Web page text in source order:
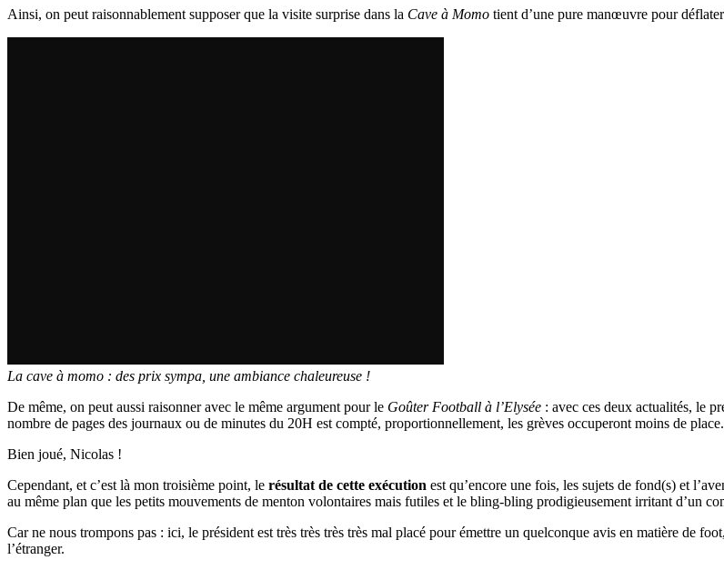
Ainsi, on peut raisonnablement supposer que la visite surprise dans la Cave à Momo tient d’une pure manœuvre pour
La cave à momo : des prix sympa, une ambiance chaleureuse !
De même, on peut aussi raisonner avec le même argument pour le Goûter Football à l’Elysée : avec ces deux actualités, le
nombre de pages des journaux ou de minutes du 20H est compté, proportionnellement, les grèves occuperont moins de place.
Bien joué, Nicolas !
Cependant, et c’est là mon troisième point, le résultat de cette exécution est qu’encore une fois, les sujets de fond(s) et
au même plan que les petits mouvements de menton volontaires mais futiles et le bling-bling prodigieusement irritant d’un
Car ne nous trompons pas : ici, le président est très très très très mal placé pour émettre un quelconque avis en matière de
l’étranger.